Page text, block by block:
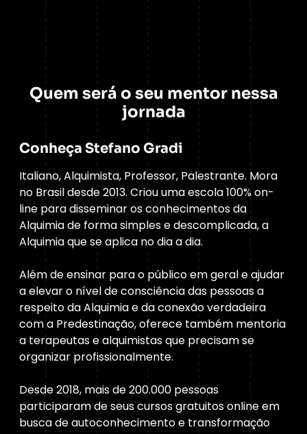
Quem será o seu mentor nessa
jornada
Conheça Stefano Gradi
Italiano, Alquimista, Professor, Palestrante. Mora
no Brasil desde 2013. Criou uma escola 100% on-
line para disseminar os conhecimentos da
Alquimia de forma simples e descomplicada, a
Alquimia que se aplica no dia a dia.
Além de ensinar para o público em geral e ajudar
a elevar o nível de consciência das pessoas a
respeito da Alquimia e da conexão verdadeira
com a Predestinação, oferece também mentoria
a terapeutas e alquimistas que precisam se
organizar profissionalmente.
Desde 2018, mais de 200.000 pessoas
participaram de seus cursos gratuitos online em
busca de autoconhecimento e transformação